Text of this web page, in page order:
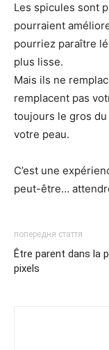
Les spicules sont
pourraient
pourriez paraître
plus lisse.
Mais ils ne
remplacent pas
toujours le gros
votre peau.
C’est une
peut-être…
попередня стаття
Être parent dans la
pixels